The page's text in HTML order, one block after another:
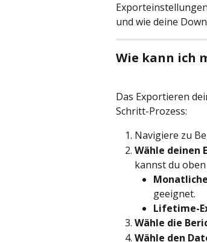
und wie deine
Wie kann ich
Das Exportieren
Schritt-Prozess:
Navigiere zu
Wähle deinen
kannst du
geeignet.
Lifetime-
Wähle die
Wähle den